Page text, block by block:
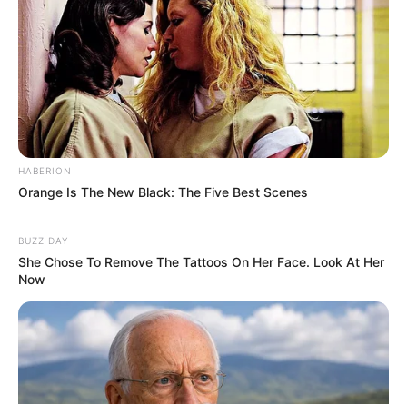
HABERION
Orange Is The New Black: The Five Best Scenes
BUZZ DAY
She Chose To Remove The Tattoos On Her Face. Look At Her
Now